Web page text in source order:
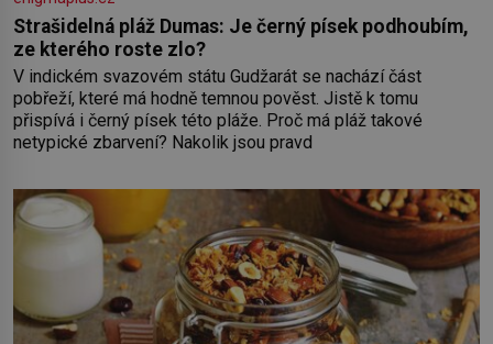
Strašidelná pláž Dumas: Je černý písek podhoubím,
ze kterého roste zlo?
V indickém svazovém státu Gudžarát se nachází část
pobřeží, které má hodně temnou pověst. Jistě k tomu
přispívá i černý písek této pláže. Proč má pláž takové
netypické zbarvení? Nakolik jsou pravd